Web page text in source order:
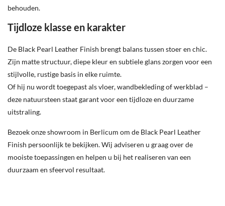
behouden.
Tijdloze klasse en karakter
De Black Pearl Leather Finish brengt balans tussen stoer en chic.
Zijn matte structuur, diepe kleur en subtiele glans zorgen voor een
stijlvolle, rustige basis in elke ruimte.
Of hij nu wordt toegepast als vloer, wandbekleding of werkblad –
deze natuursteen staat garant voor een tijdloze en duurzame
uitstraling.
Bezoek onze showroom in Berlicum om de Black Pearl Leather
Finish persoonlijk te bekijken.Wij adviseren u graag over de
mooiste toepassingen en helpen u bij het realiseren van een
duurzaam en sfeervol resultaat.